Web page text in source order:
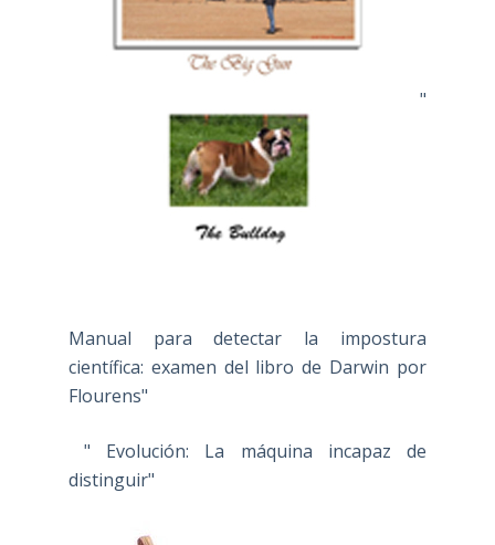
"
Manual para detectar la impostura
científica: examen del libro de Darwin por
Flourens"
" Evolución: La máquina incapaz de
distinguir"